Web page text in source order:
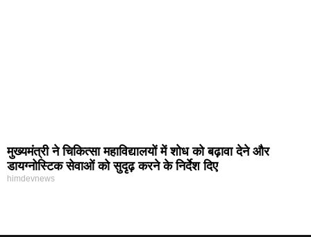
मुख्यमंत्री ने चिकित्सा महाविद्यालयों में शोध को बढ़ावा देने और
डायग्नोस्टिक सेवाओं को सुदृढ़ करने के निर्देश दिए
himdevnews